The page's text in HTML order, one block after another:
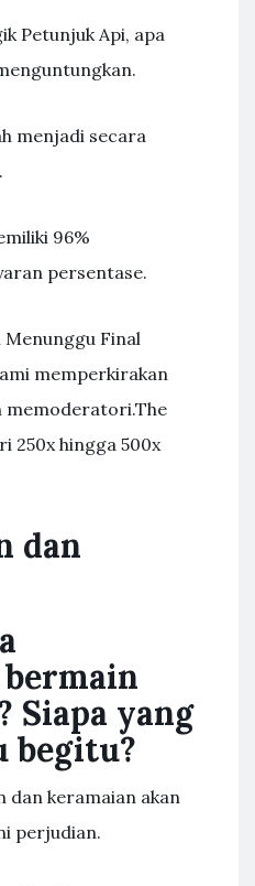
Petunjuk Api, apa
menjadi secara
96%
persentase.
Final
memperkirakan
memoderatori.The
250x hingga 500x
dan
Siapa yang
begitu?
dan keramaian akan
perjudian.